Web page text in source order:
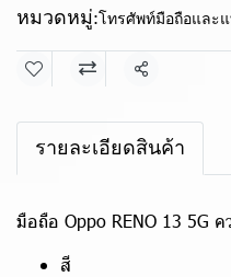
หมวดหมู่: โทรศัพท์มือถือและ
แชร์
รายละเอียดสินค้า
มือถือ Oppo RENO 13 5G
สี